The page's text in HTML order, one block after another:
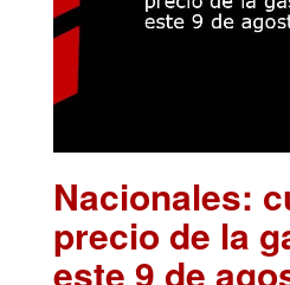
Nacionales:
precio de la
este 9 de